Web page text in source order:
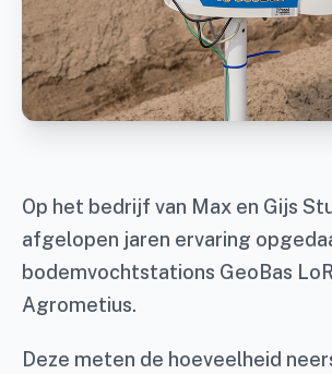
Op het bedrijf van Max en Gijs
afgelopen jaren ervaring
bodemvochtstations GeoBas
Agrometius.
Deze meten de hoeveelheid